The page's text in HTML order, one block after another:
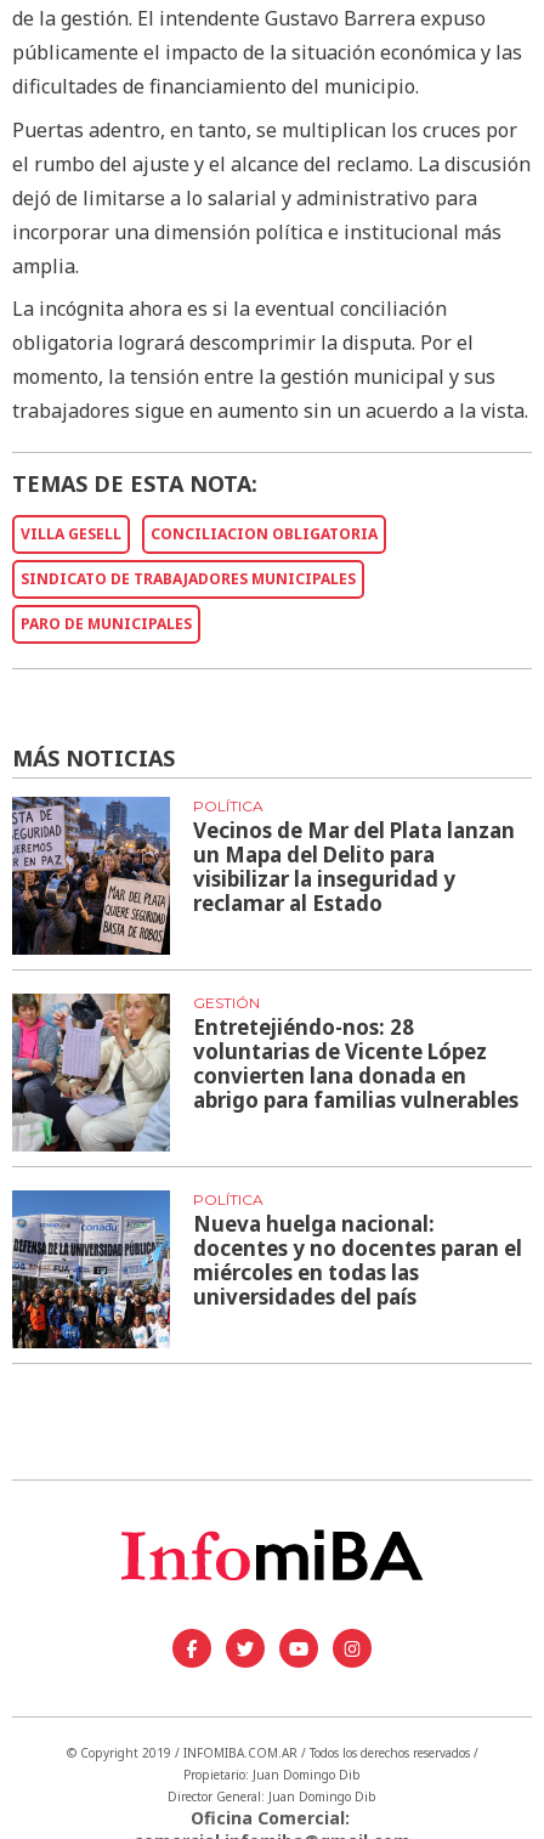
de la gestión. El intendente Gustavo Barrera expuso
públicamente el impacto de la situación económica y las
dificultades de financiamiento del municipio.
Puertas adentro, en tanto, se multiplican los cruces por
el rumbo del ajuste y el alcance del reclamo. La discusión
dejó de limitarse a lo salarial y administrativo para
incorporar una dimensión política e institucional más
amplia.
La incógnita ahora es si la eventual conciliación
obligatoria logrará descomprimir la disputa. Por el
momento, la tensión entre la gestión municipal y sus
trabajadores sigue en aumento sin un acuerdo a la vista.
TEMAS DE ESTA NOTA:
VILLA GESELL CONCILIACION OBLIGATORIA
SINDICATO DE TRABAJADORES MUNICIPALES
PARO DE MUNICIPALES
MÁS NOTICIAS
POLÍTICA
Vecinos de Mar del Plata lanzan
un Mapa del Delito para
visibilizar la inseguridad y
reclamar al Estado
GESTIÓN
Entretejiéndo-nos: 28
voluntarias de Vicente López
convierten lana donada en
abrigo para familias vulnerables
POLÍTICA
Nueva huelga nacional:
docentes y no docentes paran el
miércoles en todas las
universidades del país
© Copyright 2019 / INFOMIBA.COM.AR / Todos los derechos reservados /
Propietario: Juan Domingo Dib
Director General: Juan Domingo Dib
Oficina Comercial: